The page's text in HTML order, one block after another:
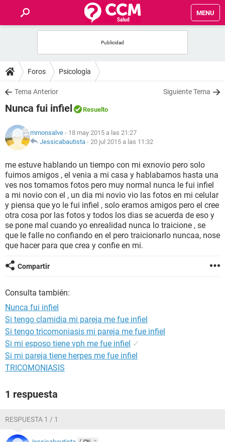
MENU
FOROS
SALUD
NUTRICIÓN
BIENESTAR
SEXUALIDAD
GLOSARIO
Foros Psicología
Tema Anterior Siguiente Tema
Nunca fui infiel Resuelto
mmonsalve - 18 may 2015 a las 21:27
Jessicabautista - 20 jul 2015 a las 11:32
me estuve hablando un tiempo con mi exnovio pero solo
fuimos amigos , el venia a mi casa y hablabamos hasta una
ves nos tomamos fotos pero muy normal nunca le fui infiel
a mi novio con el , un dia mi novio vio las fotos en mi celular
y piensa que yo le fui infiel , solo eramos amigos pero el cree
otra cosa por las fotos y todos los dias se acuerda de eso y
se pone mal cuando yo enrealidad nunca lo traicione , se
que le falle no confiando en el pero traicionarlo nuncaa, nose
que hacer para que crea y confie en mi.
Compartir
Consulta también:
Nunca fui infiel
Si tengo clamidia mi pareja me fue infiel
Si tengo tricomoniasis mi pareja me fue infiel
Si mi esposo tiene vph me fue infiel ✓
Si mi pareja tiene herpes me fue infiel
TRICOMONIASIS
1 respuesta
RESPUESTA 1 / 1